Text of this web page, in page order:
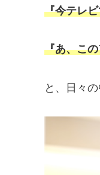
『今テレ
『あ、こ
と、日々